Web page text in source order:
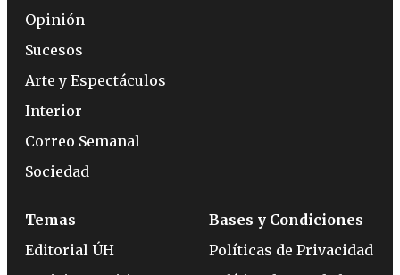
Opinión
Sucesos
Arte y Espectáculos
Interior
Correo Semanal
Sociedad
Temas
Editorial ÚH
Bases y Condiciones
Políticas de Privacidad